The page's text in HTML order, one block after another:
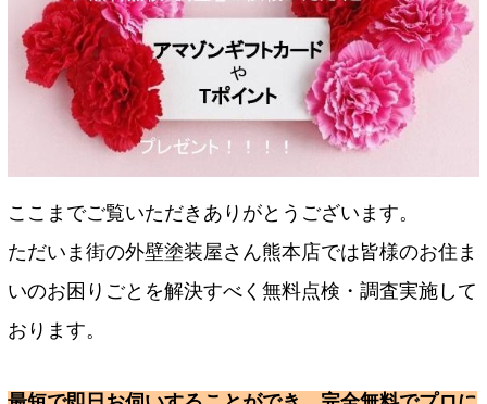
ここまでご覧いただきありがとうございます。
ただいま街の外壁塗装屋さん熊本店では皆様のお住ま
いのお困りごとを解決すべく無料点検・調査実施して
おります。